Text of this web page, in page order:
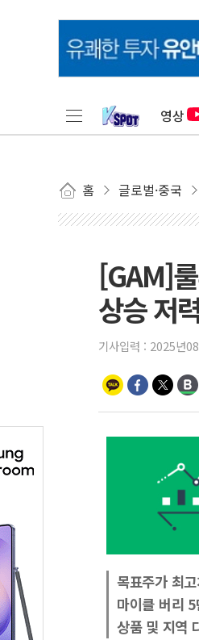
영상
홈 글로벌·중국
[GAM]
상승 저
기사입력 : 2025년
목표주가 최
마이클 버리
상품 및 지역